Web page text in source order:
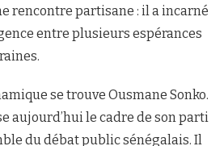
rencontre partisane : il a incarné
entre plusieurs espérances
se trouve Ousmane Sonko.
aujourd’hui le cadre de son parti
du débat public sénégalais. Il